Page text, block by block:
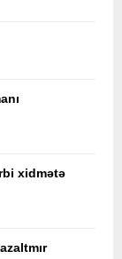
xidmətə